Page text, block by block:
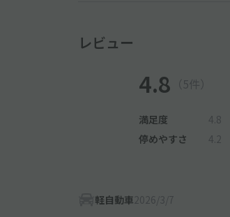
レビュー
4.8 （5件）
満足度 4.8
停めやすさ
4.2
軽自動車2026/3/7